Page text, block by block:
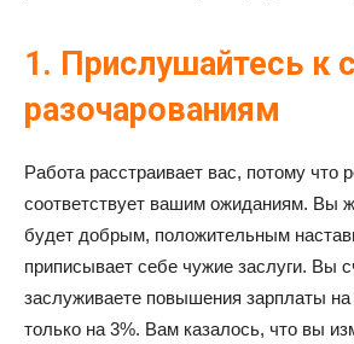
1. Прислушайтесь к
разочарованиям
Работа расстраивает вас, потому что
соответствует вашим ожиданиям. Вы
будет добрым, положительным
приписывает себе чужие заслуги. Вы
заслуживаете повышения зарплаты
только на 3%. Вам казалось, что вы